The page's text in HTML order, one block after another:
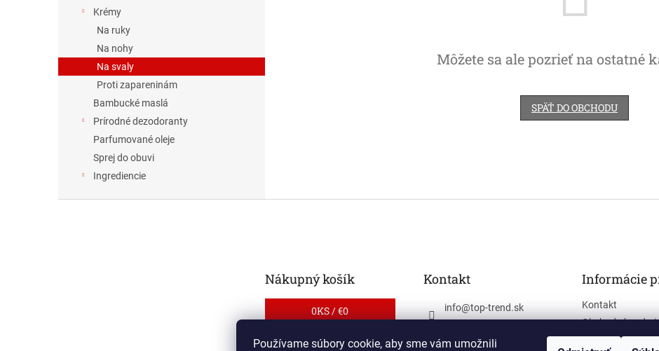
Používame súbory cookie, aby sme vám umožnili
Krémy
Na ruky
Na nohy
Na svaly
Proti zapareninám
Bambucké maslá
Prírodné dezodoranty
Parfumované oleje
Sprej do obuvi
Ingrediencie
Môžete sa ale pozrieť na ostatné
SPÄŤ DO OBCHODU
Nákupný košík
0KS /€0
Kontakt
info@top-trend.sk
sportique_sk
Informácie
Kontakt
Obchodné
Ochrana